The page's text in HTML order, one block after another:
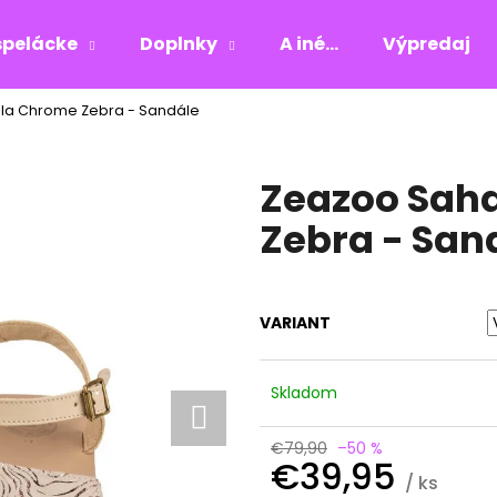
Doplnky A iné... Výpredaj
Chrome Zebra - Sandále
Zeazoo
Zebra -
VARIANT
Skladom
€79,90 –50 %
€39,95 / ks
Čo potrebujete nájsť?
HĽADAŤ